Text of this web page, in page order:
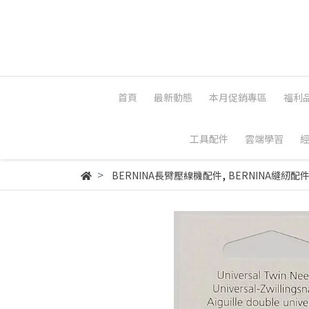
首頁 最新動態 本月促銷專區 福利
工具配件 雲端學習
BERNINA長臂壓線機配件, BERNINA縫紉配件